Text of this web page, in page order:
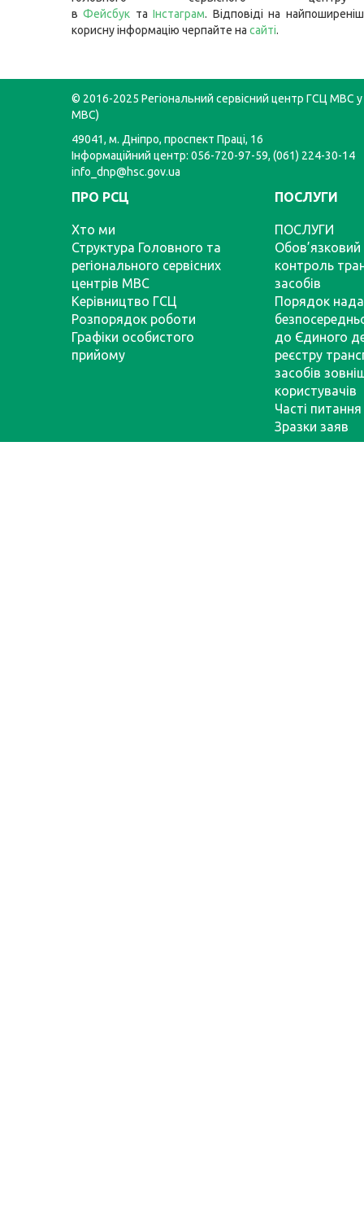
вФейсбук таІнстаграм. Відповіді на
корисну інформацію черпайте на сайті.
© 2016-2025 Регіональний сервісний центр ГСЦ МВС у
МВС)
49041, м. Дніпро, проспект Праці, 16
Інформаційний центр: 056-720-97-59, (061) 224-30-14
info_dnp@hsc.gov.ua
ПРО РСЦ
Хто ми
Структура Головного та
регіонального сервісних
центрів МВС
Керівництво ГСЦ
Розпорядок роботи
Графіки особистого
прийому
ПОСЛУГИ
ПОСЛУГИ
Обов’язковий
контроль
засобів
Порядок
до Єдиного
реєстру
засобів
користувачів
Часті питання
Зразки заяв